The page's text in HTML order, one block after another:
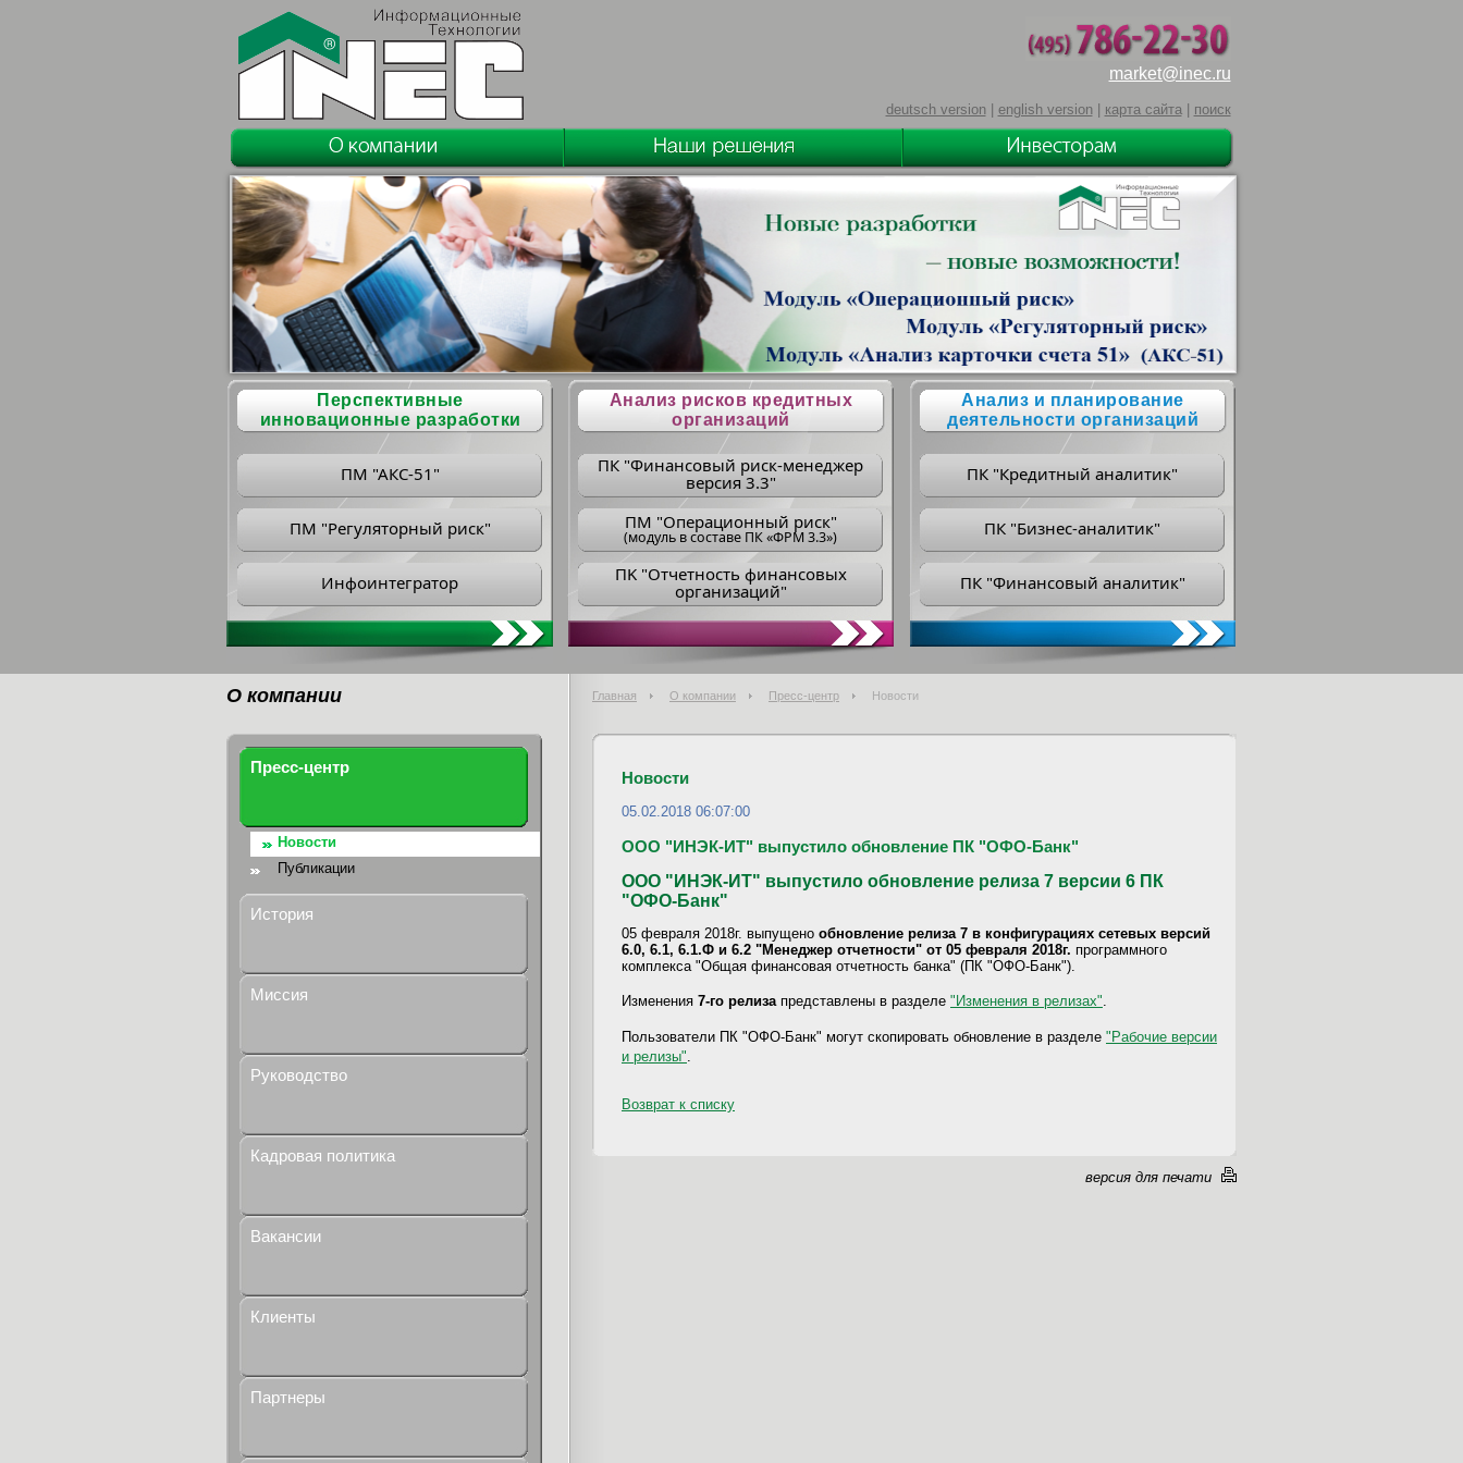
market@inec.ru
deutsch version| english version| карта сайта| поиск
Перспективные
инновационные разработки
ПМ "АКС-51"
ПМ "Регуляторный риск"
Инфоинтегратор
Анализ рисков кредитных
организаций
ПК "Финансовый риск-менеджер
версия 3.3"
ПM "Операционный риск"
(модуль в составе ПК «ФРМ 3.3»)
ПK "Отчетность финансовых
организаций"
Анализ и планирование
деятельности организаций
ПК "Кредитный аналитик"
ПК "Бизнес-аналитик"
ПК "Финансовый аналитик"
О компании Главная О компании Пресс-центр Новости
Пресс-центр
Новости
Публикации
История
Миссия
Руководство
Кадровая политика
Вакансии
Клиенты
Партнеры
Новости
05.02.2018 06:07:00
ООО "ИНЭК-ИТ" выпустило обновление ПК "ОФО-Банк"
ООО "ИНЭК-ИТ" выпустило обновление релиза 7 версии 6 ПК
"ОФО-Банк"
05 февраля 2018г. выпущено обновление релиза 7 в конфигурациях сетевых версий
6.0, 6.1, 6.1.Ф и 6.2 "Менеджер отчетности" от 05 февраля 2018г. программного
комплекса "Общая финансовая отчетность банка" (ПК "ОФО-Банк").
Изменения 7-го релиза представлены в разделе "Изменения в релизах"
Пользователи ПК "ОФО-Банк" могут скопировать обновление в разделе "Рабочие версии
и релизы"
Возврат к списку
версия для печати